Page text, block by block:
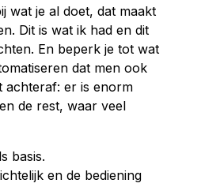
wat je al doet, dat maakt
Dit is wat ik had en dit
En beperk je tot wat
dat men ook
achteraf: er is enorm
de rest, waar veel
basis.
en de bediening